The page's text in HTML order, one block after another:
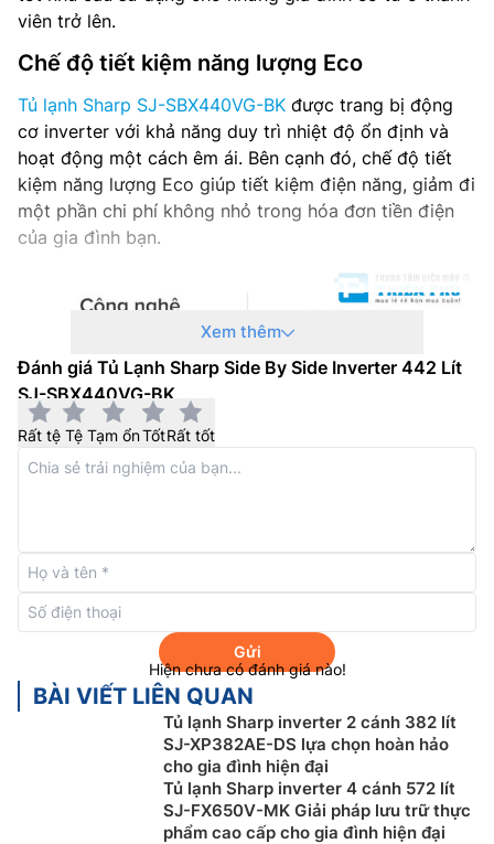
viên trở lên.
Chế độ tiết kiệm năng lượng Eco
Tủ lạnh Sharp SJ-SBX440VG-BK được trang bị động
cơ inverter với khả năng duy trì nhiệt độ ổn định và
hoạt động một cách êm ái. Bên cạnh đó, chế độ tiết
kiệm năng lượng Eco giúp tiết kiệm điện năng, giảm đi
một phần chi phí không nhỏ trong hóa đơn tiền điện
của gia đình bạn.
Cấp đông nhanh Express Freezing
Nhờ chế độ cấp đông nhanh Express Freezing, thực
phẩm bên trong ngăn đông củatủ lạnh Sharp inverter
SJ-SBX440VG-BK sẽ được làm đông trong khoảng
thời gian ngắn với nhiệt độ xuống đến -25 độ C, ức
chế sự hoạt động của vi khuẩn và góp phần bảo quản
thực phẩm lâu hơn trong tủ lạnh.
Xem thêm
Đánh giá Tủ Lạnh Sharp Side By Side Inverter 442 Lít
SJ-SBX440VG-BK
Rất tệ Tệ Tạm ổnTốtRất tốt
Gửi
Hiện chưa có đánh giá nào!
BÀI VIẾT LIÊN QUAN
Tủ lạnh Sharp inverter 2 cánh 382 lít
SJ-XP382AE-DS lựa chọn hoàn hảo
cho gia đình hiện đại
Tủ lạnh Sharp inverter 4 cánh 572 lít
SJ-FX650V-MK Giải pháp lưu trữ thực
phẩm cao cấp cho gia đình hiện đại